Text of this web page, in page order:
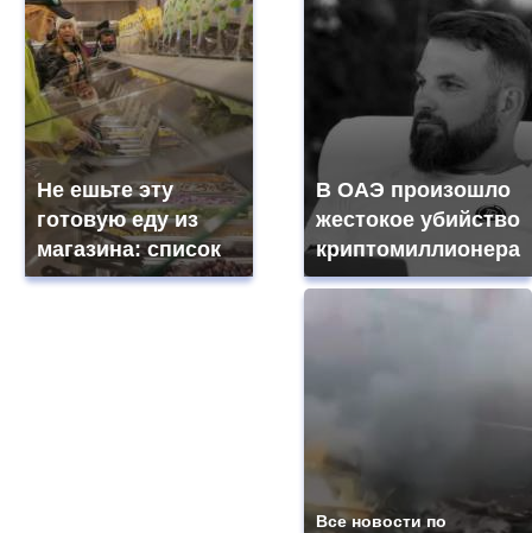
Не ешьте эту
готовую еду из
магазина: список
В ОАЭ произошло
жестокое убийство
криптомиллионера
Все новости по